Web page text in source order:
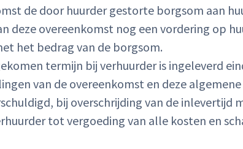
de door huurder gestorte borgsom aan
deze overeenkomst nog een vordering op
het bedrag van de borgsom.
termijn bij verhuurder is ingeleverd
van de overeenkomst en deze
bij overschrijding van de inlevertijd
tot vergoeding van alle kosten en